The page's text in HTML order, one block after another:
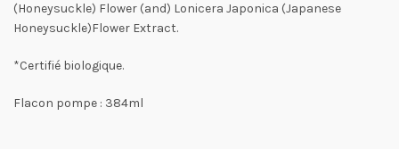
(Honeysuckle) Flower (and) Lonicera Japonica (Japanese
Honeysuckle)Flower Extract.
*Certifié biologique.
Flacon pompe : 384ml